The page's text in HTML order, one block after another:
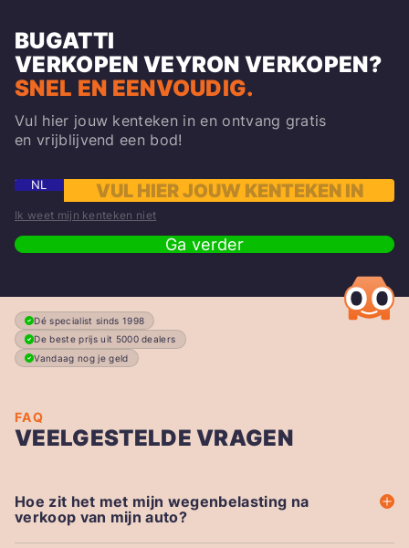
BUGATTI
VERKOPEN VEYRON VERKOPEN?
SNEL EN EENVOUDIG.
Vul hier jouw kenteken in en ontvang gratis
en vrijblijvend een bod!
NL
Ik weet mijn kenteken niet
Ga verder
Dé specialist sinds 1998
De beste prijs uit 5000 dealers
Vandaag nog je geld
FAQ
VEELGESTELDE VRAGEN
Hoe zit het met mijn wegenbelasting na
verkoop van mijn auto?